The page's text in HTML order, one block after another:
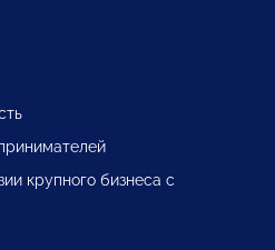
крупного бизнеса с